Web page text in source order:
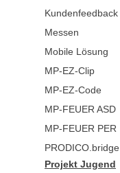
Kundenfeedback
Messen
Mobile Lösung
MP-EZ-Clip
MP-EZ-Code
MP-FEUER ASD
MP-FEUER PER
PRODICO.bridge
Projekt Jugend